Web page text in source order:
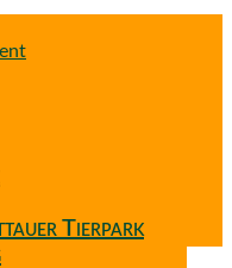
Tierpark